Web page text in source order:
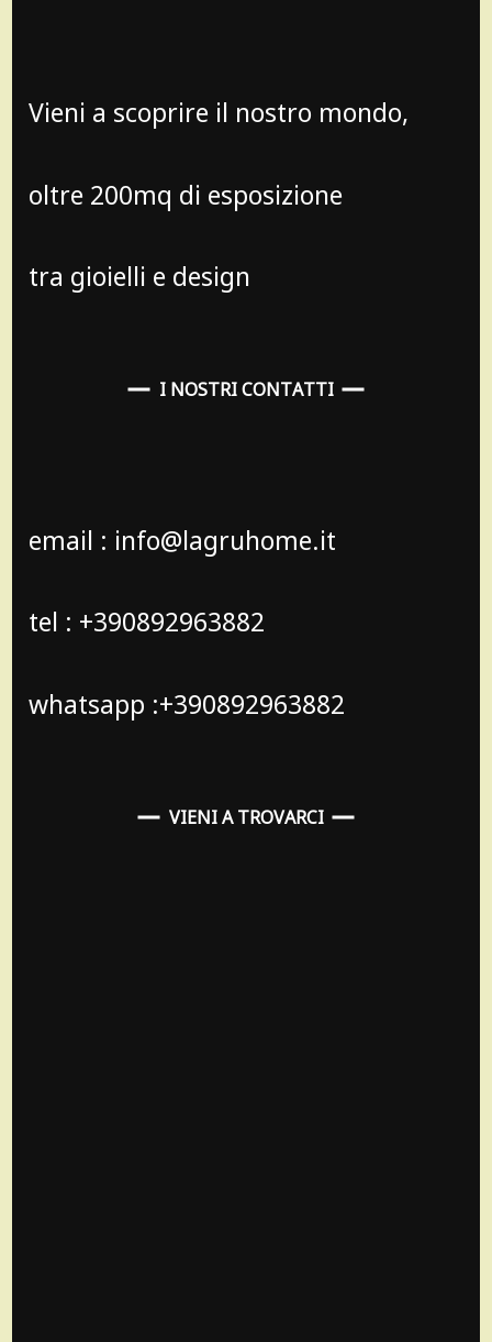
Vieni a scoprire il nostro mondo,
oltre 200mq di esposizione
tra gioielli e design
I NOSTRI CONTATTI
email : info@lagruhome.it
tel : +390892963882
whatsapp :+390892963882
VIENI A TROVARCI